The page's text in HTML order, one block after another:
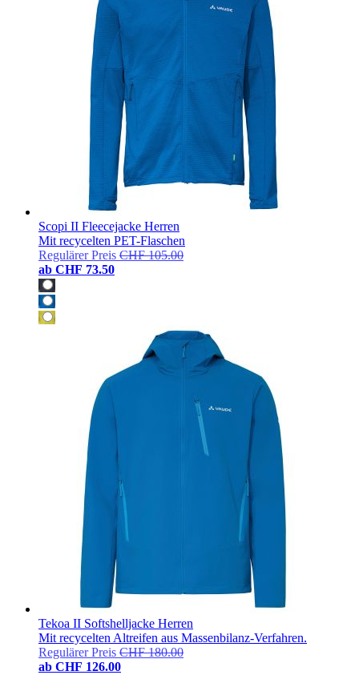
Scopi II Fleecejacke Herren
Mit recycelten PET-Flaschen
Regulärer Preis CHF 105.00
ab CHF 73.50
Tekoa II Softshelljacke Herren
Mit recycelten Altreifen aus Massenbilanz-Verfahren.
Regulärer Preis CHF 180.00
ab CHF 126.00